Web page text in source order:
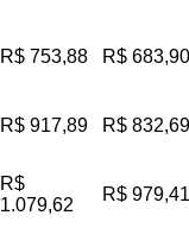
R$ 753,88 R$ 683,90
R$ 917,89 R$ 832,69
R$
1.079,62
R$ 979,41